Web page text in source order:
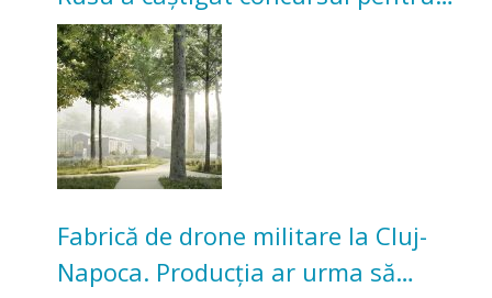
transformarea Grădinii Casei
Universitarilor
Fabrică de drone militare la Cluj-
Napoca. Producția ar urma să